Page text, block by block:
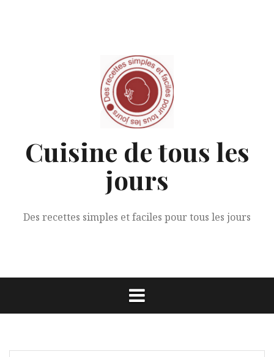
Cuisine de tous les
jours
Des recettes simples et faciles pour tous les jours